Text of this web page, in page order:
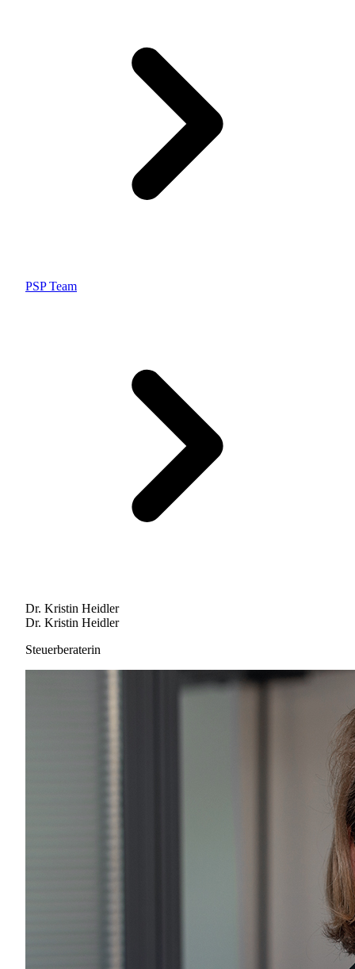
PSP Team
Dr. Kristin Heidler
Dr. Kristin Heidler
Steuerberaterin